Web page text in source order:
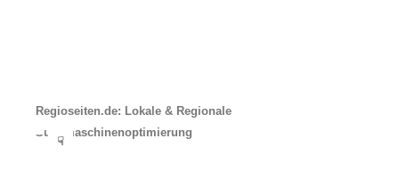
Regioseiten.de: Lokale & Regionale
Suchmaschinenoptimierung
☟